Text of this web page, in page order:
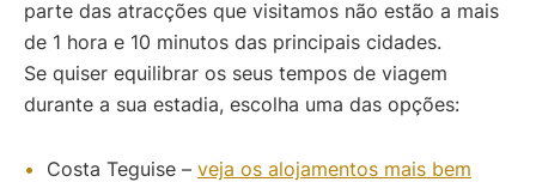
parte das atracções que visitamos não estão a mais
de 1 hora e 10 minutos das principais cidades.
Se quiser equilibrar os seus tempos de viagem
durante a sua estadia, escolha uma das opções:
Costa Teguise – veja os alojamentos mais bem